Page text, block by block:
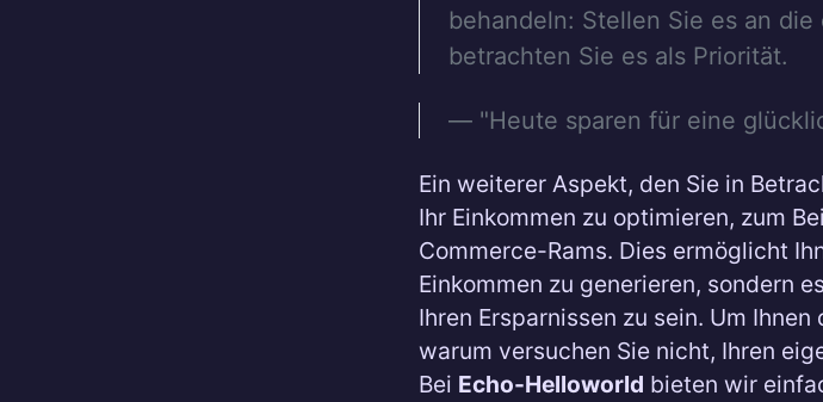
behandeln: Stellen Sie es an
betrachten Sie es als Priorität.
— "Heute sparen für eine
Ein weiterer Aspekt, den Sie in
Ihr Einkommen zu optimieren, zum
Commerce-Rams. Dies ermöglicht
Einkommen zu generieren, sondern
Ihren Ersparnissen zu sein. Um
warum versuchen Sie nicht, Ihren
Bei Echo-Helloworld bieten wir